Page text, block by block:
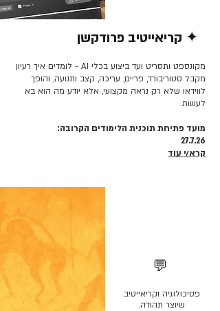
✦ קריאייטיב פרודקשן
מקונספט ותסריט ועד ביצוע בכלי AI - לומדים איך רעיון
מקבל סטוריבורד, פריים, עריכה, קצב ותנועה, והופך
לווידאו שלא רק נראה מקצועי, אלא יודע מה הוא בא
לעשות.
מועד פתיחת תוכנית הלימודים הקרובה:
27.7.26
קרא/י עוד
💬
פסיכולוגיה וקריאייטיב
שיוצר תהודה.